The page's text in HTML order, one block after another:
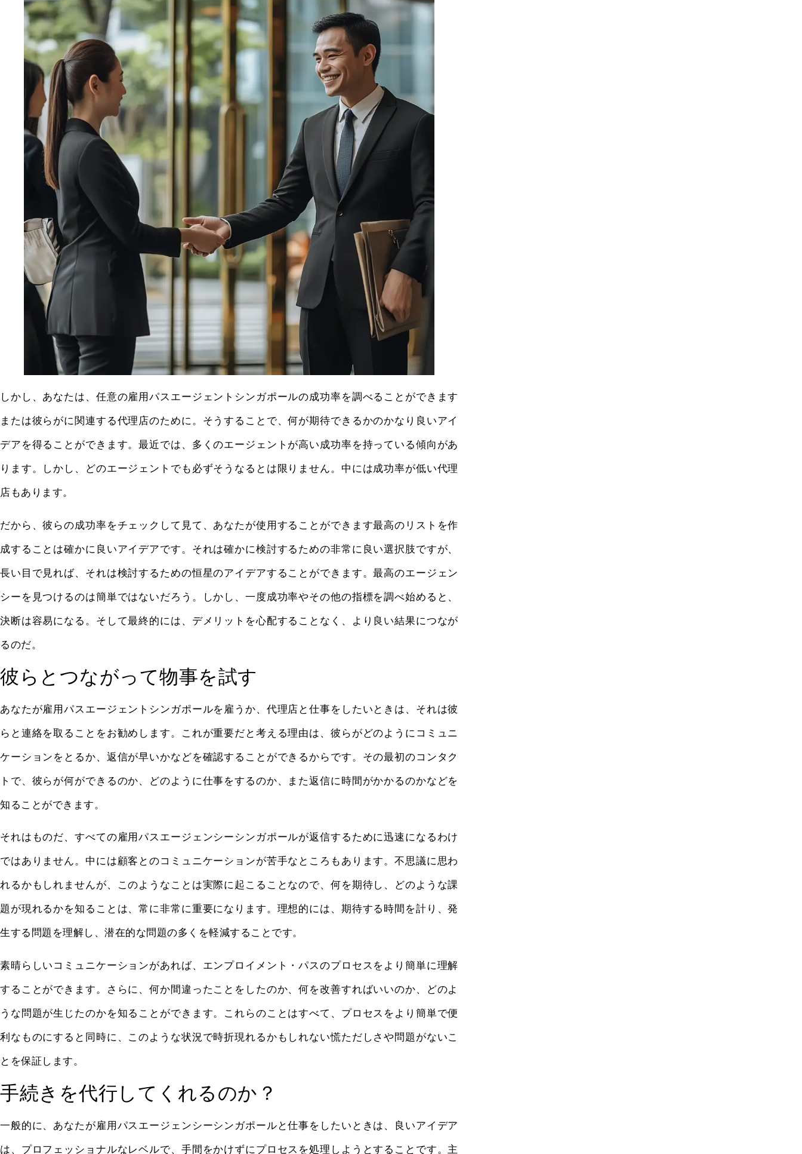
しかし、あなたは、任意の雇用パスエージェントシンガポールの成功率を調べることができます
または彼らがに関連する代理店のために。そうすることで、何が期待できるかのかなり良いアイ
デアを得ることができます。最近では、多くのエージェントが高い成功率を持っている傾向があ
ります。しかし、どのエージェントでも必ずそうなるとは限りません。中には成功率が低い代理
店もあります。
だから、彼らの成功率をチェックして見て、あなたが使用することができます最高のリストを作
成することは確かに良いアイデアです。それは確かに検討するための非常に良い選択肢ですが、
長い目で見れば、それは検討するための恒星のアイデアすることができます。最高のエージェン
シーを見つけるのは簡単ではないだろう。しかし、一度成功率やその他の指標を調べ始めると、
決断は容易になる。そして最終的には、デメリットを心配することなく、より良い結果につなが
るのだ。
彼らとつながって物事を試す
あなたが雇用パスエージェントシンガポールを雇うか、代理店と仕事をしたいときは、それは彼
らと連絡を取ることをお勧めします。これが重要だと考える理由は、彼らがどのようにコミュニ
ケーションをとるか、返信が早いかなどを確認することができるからです。その最初のコンタク
トで、彼らが何ができるのか、どのように仕事をするのか、また返信に時間がかかるのかなどを
知ることができます。
それはものだ、すべての雇用パスエージェンシーシンガポールが返信するために迅速になるわけ
ではありません。中には顧客とのコミュニケーションが苦手なところもあります。不思議に思わ
れるかもしれませんが、このようなことは実際に起こることなので、何を期待し、どのような課
題が現れるかを知ることは、常に非常に重要になります。理想的には、期待する時間を計り、発
生する問題を理解し、潜在的な問題の多くを軽減することです。
素晴らしいコミュニケーションがあれば、エンプロイメント・パスのプロセスをより簡単に理解
することができます。さらに、何か間違ったことをしたのか、何を改善すればいいのか、どのよ
うな問題が生じたのかを知ることができます。これらのことはすべて、プロセスをより簡単で便
利なものにすると同時に、このような状況で時折現れるかもしれない慌ただしさや問題がないこ
とを保証します。
手続きを代行してくれるのか？
一般的に、あなたが雇用パスエージェンシーシンガポールと仕事をしたいときは、良いアイデア
は、プロフェッショナルなレベルで、手間をかけずにプロセスを処理しようとすることです。主